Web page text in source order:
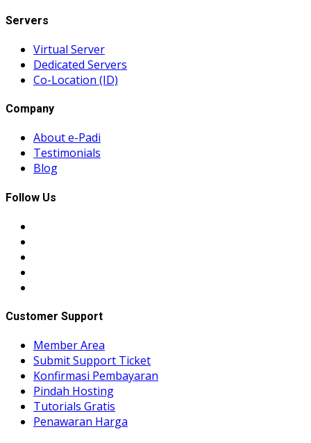
Servers
Virtual Server
Dedicated Servers
Co-Location (ID)
Company
About e-Padi
Testimonials
Blog
Follow Us
Customer Support
Member Area
Submit Support Ticket
Konfirmasi Pembayaran
Pindah Hosting
Tutorials Gratis
Penawaran Harga